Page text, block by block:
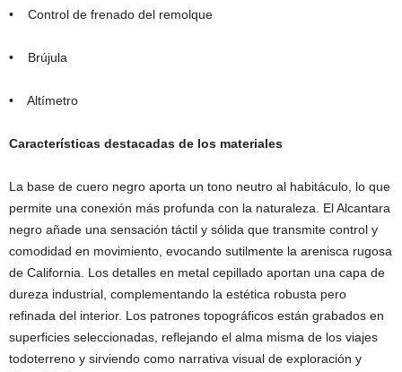
• Control de frenado del remolque
• Brújula
• Altímetro
Características destacadas de los materiales
La base de cuero negro aporta un tono neutro al habitáculo, lo que
permite una conexión más profunda con la naturaleza. El Alcantara
negro añade una sensación táctil y sólida que transmite control y
comodidad en movimiento, evocando sutilmente la arenisca rugosa
de California. Los detalles en metal cepillado aportan una capa de
dureza industrial, complementando la estética robusta pero
refinada del interior. Los patrones topográficos están grabados en
superficies seleccionadas, reflejando el alma misma de los viajes
todoterreno y sirviendo como narrativa visual de exploración y